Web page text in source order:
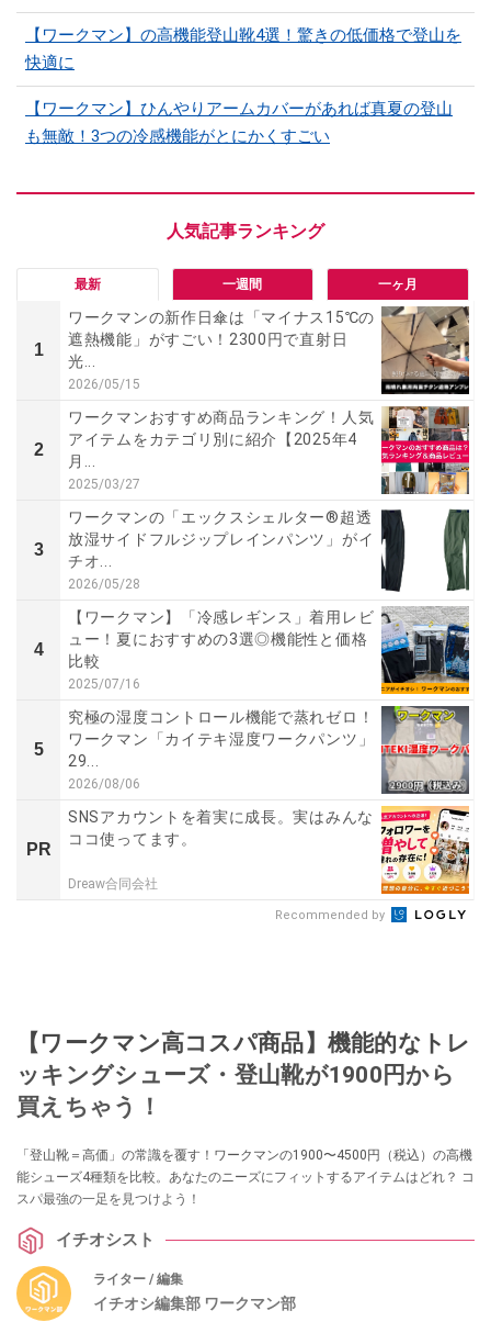
【ワークマン】の高機能登山靴4選！驚きの低価格で登山を
快適に
【ワークマン】ひんやりアームカバーがあれば真夏の登山
も無敵！3つの冷感機能がとにかくすごい
最新 一週間 一ヶ月
1
ワークマンの新作日傘は「マイナス15℃の
遮熱機能」がすごい！2300円で直射日
光...
2026/05/15
2
ワークマンおすすめ商品ランキング！人気
アイテムをカテゴリ別に紹介【2025年4
月...
2025/03/27
3
ワークマンの「エックスシェルター®超透
放湿サイドフルジップレインパンツ」がイ
チオ...
2026/05/28
4
【ワークマン】「冷感レギンス」着用レビ
ュー！夏におすすめの3選◎機能性と価格
比較
2025/07/16
5
究極の湿度コントロール機能で蒸れゼロ！
ワークマン「カイテキ湿度ワークパンツ」
29...
2026/08/06
PR
SNSアカウントを着実に成長。実はみんな
ココ使ってます。
Dreaw合同会社
Recommended by
【ワークマン高コスパ商品】機能的なトレ
ッキングシューズ・登山靴が1900円から
買えちゃう！
「登山靴＝高価」の常識を覆す！ワークマンの1900〜4500円（税込）の高機
能シューズ4種類を比較。あなたのニーズにフィットするアイテムはどれ？ コ
スパ最強の一足を見つけよう！
イチオシスト
ライター / 編集
イチオシ編集部 ワークマン部